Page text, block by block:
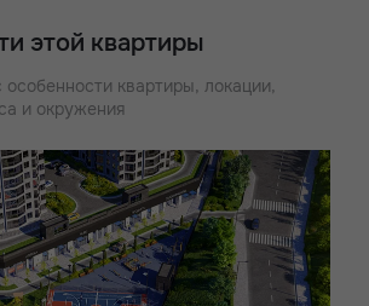
этой квартиры
квартиры, локации,
и окружения